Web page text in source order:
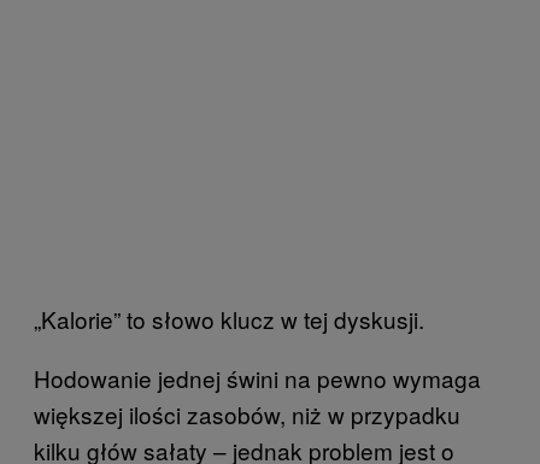
„Kalorie” to słowo klucz w tej dyskusji.
Hodowanie jednej świni na pewno wymaga
większej ilości zasobów, niż w przypadku
kilku głów sałaty – jednak problem jest o